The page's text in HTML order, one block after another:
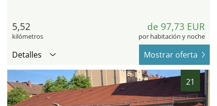
5,52
kilómetros
de 97,73 EUR
por habitación y noche
Detalles Mostrar oferta
21